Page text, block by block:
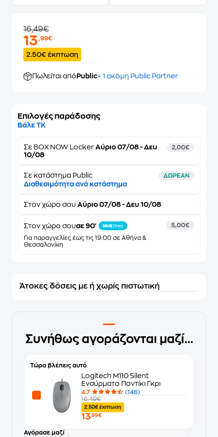
16,49€
13,99€
2.50€ έκπτωση
Πωλείται από Public+ 1 ακόμη Public Partner
Επιλογές παράδοσης
Βάλε ΤΚ
Σε BOX NOW Locker Αύριο 07/08 - Δευ
10/08
2,00€
Σε κατάστημα Public ΔΩΡΕΑΝ
Διαθεσιμότητα ανά κατάστημα
Στον χώρο σου Αύριο 07/08 - Δευ 10/08
Στον χώρο σουσε 90'
Για παραγγελίες έως τις 19:00 σε Αθήνα &
Θεσσαλονίκη
5,00€
Άτοκες δόσεις με ή χωρίς πιστωτική
Συνήθως αγοράζονται μαζί...
Τώρα βλέπεις αυτό
Logitech M110 Silent
Ενσύρματο Ποντίκι Γκρι
4.7
(146)
16.49€
2.50€ έκπτωση
13,99€
Αγόρασε μαζί